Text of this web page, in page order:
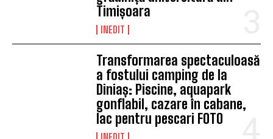
Timișoara
INEDIT
Transformarea spectaculoasă
a fostului camping de la
Diniaș: Piscine, aquapark
gonflabil, cazare în cabane,
lac pentru pescari FOTO